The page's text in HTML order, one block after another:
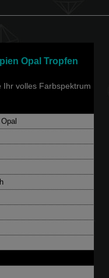
Opal Tropfen
Ihr volles Farbspektrum